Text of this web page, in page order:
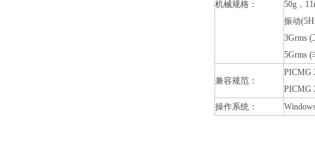
机械规格：
50g，
振动
3Grms
5Grms
兼容规范：
PICMG
PICMG
操作系统：